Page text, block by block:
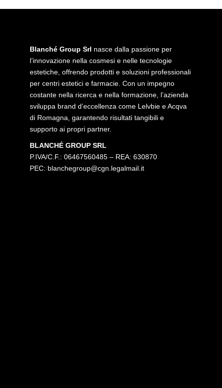
Blanché Group Srl nasce dalla passione per
l’innovazione nella cosmesi e nelle tecnologie
estetiche, offrendo prodotti e soluzioni professionali
per centri estetici e farmacie. Con un impegno
costante nella ricerca e nella formazione, l’azienda
sviluppa brand d’eccellenza come Lelvbie e Acqva
di Romagna, garantendo risultati tangibili e
supporto ai propri partner.
BLANCHÉ GROUP SRL
P.IVA/C.F.: 06467560485 – REA: 630870
PEC: blanchegroup@cgn.legalmail.it